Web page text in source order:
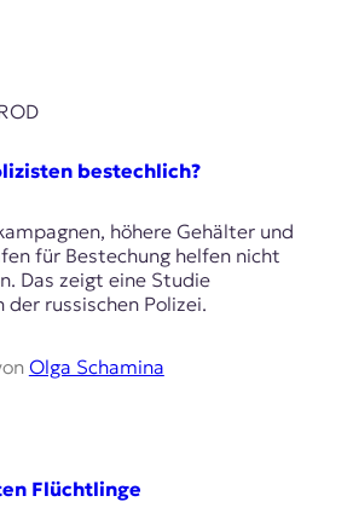
bestechlich?
höhere Gehälter und
für Bestechung helfen nicht
Das zeigt eine Studie
russischen Polizei.
Olga Schamina
Flüchtlinge